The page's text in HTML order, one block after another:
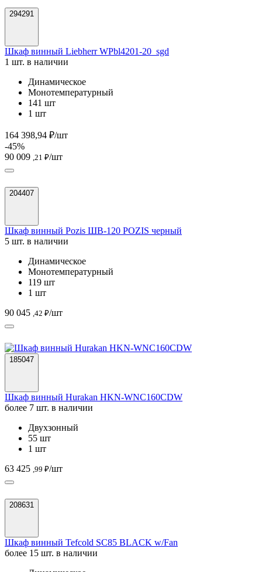
294291
Шкаф винный Liebherr WPbl4201-20_sgd
1 шт. в наличии
Динамическое
Монотемпературный
141 шт
1 шт
164 398,94 ₽/шт
-45%
90 009 ,21 ₽/шт
204407
Шкаф винный Pozis ШВ-120 POZIS черный
5 шт. в наличии
Динамическое
Монотемпературный
119 шт
1 шт
90 045 ,42 ₽/шт
185047
Шкаф винный Hurakan HKN-WNC160CDW
более 7 шт. в наличии
Двухзонный
55 шт
1 шт
63 425 ,99 ₽/шт
208631
Шкаф винный Tefcold SC85 BLACK w/Fan
более 15 шт. в наличии